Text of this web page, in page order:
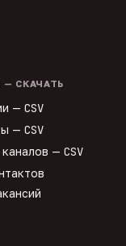
СКАЧАТЬ
— CSV
— CSV
каналов — CSV